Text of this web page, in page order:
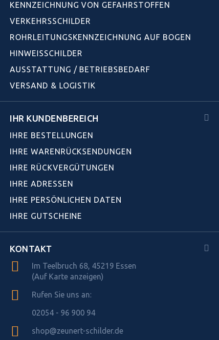
KENNZEICHNUNG VON GEFAHRSTOFFEN
VERKEHRSSCHILDER
ROHRLEITUNGSKENNZEICHNUNG AUF BOGEN
HINWEISSCHILDER
AUSSTATTUNG / BETRIEBSBEDARF
VERSAND & LOGISTIK
IHR KUNDENBEREICH
IHRE BESTELLUNGEN
IHRE WARENRÜCKSENDUNGEN
IHRE RÜCKVERGÜTUNGEN
IHRE ADRESSEN
IHRE PERSÖNLICHEN DATEN
IHRE GUTSCHEINE
KONTAKT
Im Teelbruch 68, 45219 Essen
(Auf Karte anzeigen)
Rufen Sie uns an:
02054 - 96 900 94
shop@zeunert-schilder.de